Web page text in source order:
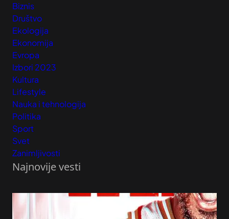
Biznis
Društvo
Ekologija
Ekonomija
Evropa
Izbori 2023
Kultura
Lifestyle
Nauka i tehnologija
Politika
Sport
Svet
Zanimljivosti
Najnovije vesti